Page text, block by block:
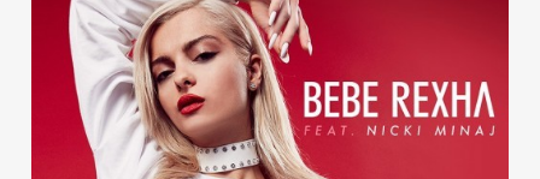
Home
Cover Story